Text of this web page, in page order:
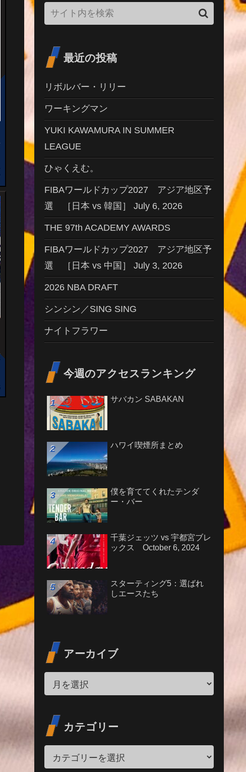
最近の投稿
リボルバー・リリー
ワーキングマン
YUKI KAWAMURA IN SUMMER
LEAGUE
ひゃくえむ。
FIBAワールドカップ2027 アジア地区予
選 ［日本 vs 韓国］ July 6, 2026
THE 97th ACADEMY AWARDS
FIBAワールドカップ2027 アジア地区予
選 ［日本 vs 中国］ July 3, 2026
2026 NBA DRAFT
シンシン／SING SING
ナイトフラワー
今週のアクセスランキング
サバカン SABAKAN
ハワイ喫煙所まとめ
僕を育ててくれたテンダ
ー・バー
千葉ジェッツ vs 宇都宮ブレ
ックス October 6, 2024
スターティング5：選ばれ
しエースたち
アーカイブ
カテゴリー